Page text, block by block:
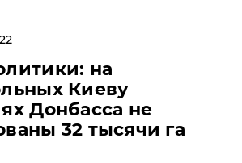
на
Киеву
Донбасса не
32 тысячи га